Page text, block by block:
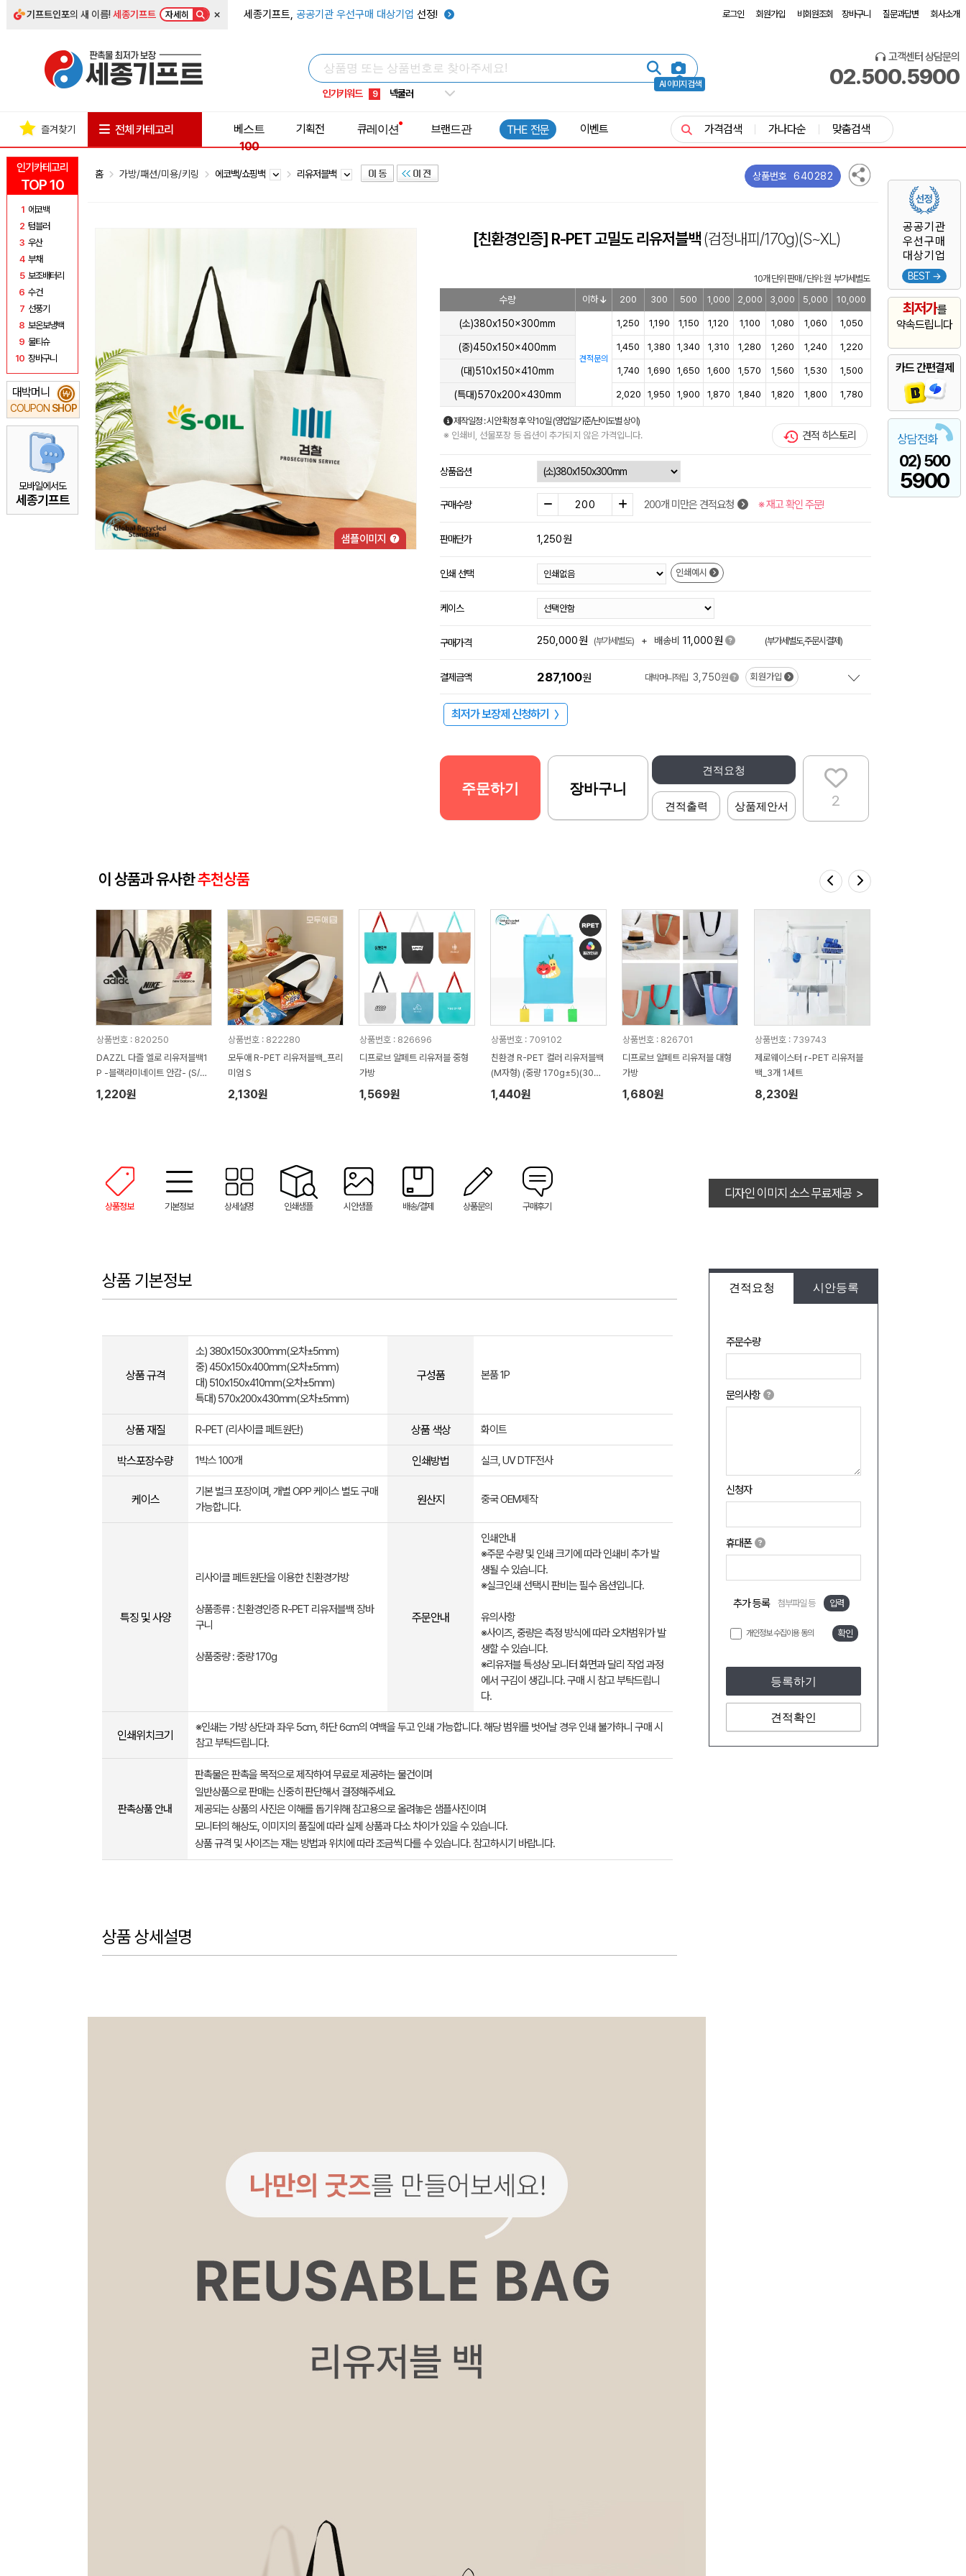
기프트인포의 새 이름!세종기프트 자세히 × 세종기프트, 공공기관 우선구매 대상기업 선정! 로그인 회원가입 비회원조회 장바구니 질문과답변 회사소개
AI 이미지 검색
인기키워드
5 키캡
8 쿨토시
9 넥쿨러
1 선풍기
고객센터 상담문의
02.500.5900
인기카테고리
TOP 10
1 에코백
2 텀블러
3 우산
4 부채
5 보조배터리
6 수건
7 선풍기
8 보온보냉백
9 물티슈
10 장바구니
대박머니
COUPON SHOP
₩
모바일에서도
세종기프트
공공기관
우선구매
대상기업
BEST →
최저가를
약속드립니다
카드 간편결제
상담전화
02) 500
5900
즐겨찾기 전체 카테고리
베스트
100
기획전 큐레이션 브랜드관 THE 전문 이벤트 가격검색 가나다순 맞춤검색
홈 가방/패션/미용/키링 에코백/쇼핑백 리유저블백 상품번호 640282
[친환경인증] R-PET 고밀도 리유저블백(검정내피/170g)(S~XL)
10개 단위 판매 / 단위: 원 부가세별도
수량 이하 200 300 500 1,000 2,000 3,000 5,000 10,000
(소)380x150x300mm
견적문의
1,250 1,190 1,150 1,120 1,100 1,080 1,060 1,050
(중)450x150x400mm 1,450 1,380 1,340 1,310 1,280 1,260 1,240 1,220
(대)510x150x410mm 1,740 1,690 1,650 1,600 1,570 1,560 1,530 1,500
(특대)570x200x430mm 2,020 1,950 1,900 1,870 1,840 1,820 1,800 1,780
제작일정 : 시안 확정 후 약 10일 (영업일기준/난이도별 상이)
※ 인쇄비, 선물포장 등 옵션이 추가되지 않은 가격입니다.
견적 히스토리
상품옵션
구매수량 200개 미만은 견적요청 ※ 재고 확인 주문!
판매단가 1,250원
인쇄 선택 인쇄예시
케이스
구매가격 250,000원 (부가세별도) + 배송비 11,000원 (부가세별도,주문시결제)
결제금액 287,100원 대박머니적립 3,750원 회원가입
최저가 보장제 신청하기 〉
2
견적요청
견적출력 상품제안서
주문하기 장바구니
이 상품과 유사한추천상품
상품번호 : 820250
DAZZL 다즐 엘로 리유저블백1
P -블랙라미네이트 안감- (S/M/
L)
1,220원
상품번호 : 822280
모두애 R-PET 리유저블백_프리
미엄 S
2,130원
상품번호 : 826696
디프로브 알페트 리유저블 중형
가방
1,569원
상품번호 : 709102
친환경 R-PET 컬러 리유저블백
(M자형) (중량 170g±5)(300x
140x420mm)
1,440원
상품번호 : 826701
디프로브 알페트 리유저블 대형
가방
1,680원
상품번호 : 739743
제로웨이스터 r-PET 리유저블
백_3개 1세트
8,230원
상품정보 기본정보 상세설명 인쇄샘플 시안샘플 배송/결제 상품문의 구매후기
디자인 이미지 소스 무료제공 >
견적요청 시안등록
주문수량
문의사항
신청자
휴대폰
추가 등록 첨부파일 등 입력
개인정보 수집이용 동의 확인
등록하기
견적확인
상품 기본정보
상품 규격
소) 380x150x300mm(오차±5mm)
중) 450x150x400mm(오차±5mm)
대) 510x150x410mm(오차±5mm)
특대) 570x200x430mm(오차±5mm)
구성품 본품 1P
상품 재질 R-PET (리사이클 페트원단) 상품 색상 화이트
박스포장수량 1박스 100개 인쇄방법 실크, UV DTF전사
케이스
기본 벌크 포장이며, 개별 OPP 케이스 별도 구매
가능합니다.
원산지 중국 OEM제작
특징 및 사양
리사이클 페트원단을 이용한 친환경가방
상품종류 : 친환경인증 R-PET 리유저블백 장바
구니
상품중량 : 중량 170g
주문안내
인쇄안내
※주문 수량 및 인쇄 크기에 따라 인쇄비 추가 발
생될 수 있습니다.
※실크인쇄 선택시 판비는 필수 옵션입니다.
유의사항
※사이즈, 중량은 측정 방식에 따라 오차범위가 발
생할 수 있습니다.
※리유저블 특성상 모니터 화면과 달리 작업 과정
에서 구김이 생깁니다. 구매 시 참고 부탁드립니
다.
인쇄위치크기
※인쇄는 가방 상단과 좌우 5cm, 하단 6cm의 여백을 두고 인쇄 가능합니다. 해당 범위를 벗어날 경우 인쇄 불가하니 구매 시
참고 부탁드립니다.
판촉상품 안내
판촉물은 판촉을 목적으로 제작하여 무료로 제공하는 물건이며
일반상품으로 판매는 신중히 판단해서 결정해주세요.
제공되는 상품의 사진은 이해를 돕기위해 참고용으로 올려놓은 샘플사진이며
모니터의 해상도, 이미지의 품질에 따라 실제 상품과 다소 차이가 있을 수 있습니다.
상품 규격 및 사이즈는 재는 방법과 위치에 따라 조금씩 다를 수 있습니다. 참고하시기 바랍니다.
상품 상세설명